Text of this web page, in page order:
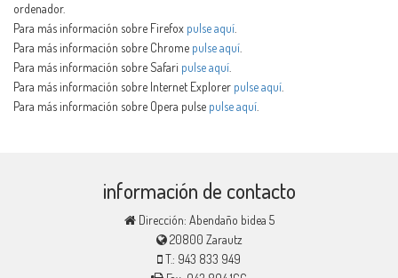
ordenador.
Para más información sobre Firefox pulse aquí
Para más información sobre Chrome pulse aquí
Para más información sobre Safari pulse aquí
Para más información sobre Internet Explorer pulse aquí
Para más información sobre Opera pulse pulse aquí
información de contacto
Dirección: Abendaño bidea 5
20800 Zarautz
T.: 943 833 949